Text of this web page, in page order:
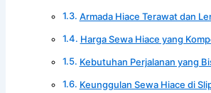
Armada Hiace Terawat dan
Harga Sewa Hiace yang
Kebutuhan Perjalanan yang
Keunggulan Sewa Hiace di